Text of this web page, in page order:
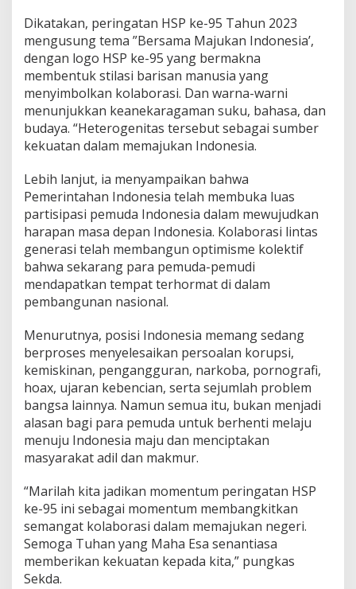
I
n
d
o
n
e
s
i
a
Dikatakan, peringatan HSP ke-95 Tahun 2023
mengusung tema ”Bersama Majukan Indonesia’,
dengan logo HSP ke-95 yang bermakna
membentuk stilasi barisan manusia yang
menyimbolkan kolaborasi. Dan warna-warni
menunjukkan keanekaragaman suku, bahasa, dan
budaya. “Heterogenitas tersebut sebagai sumber
kekuatan dalam memajukan Indonesia.
Lebih lanjut, ia menyampaikan bahwa
Pemerintahan Indonesia telah membuka luas
partisipasi pemuda Indonesia dalam mewujudkan
harapan masa depan Indonesia. Kolaborasi lintas
generasi telah membangun optimisme kolektif
bahwa sekarang para pemuda-pemudi
mendapatkan tempat terhormat di dalam
pembangunan nasional.
Menurutnya, posisi Indonesia memang sedang
berproses menyelesaikan persoalan korupsi,
kemiskinan, pengangguran, narkoba, pornografi,
hoax, ujaran kebencian, serta sejumlah problem
bangsa lainnya. Namun semua itu, bukan menjadi
alasan bagi para pemuda untuk berhenti melaju
menuju Indonesia maju dan menciptakan
masyarakat adil dan makmur.
“Marilah kita jadikan momentum peringatan HSP
ke-95 ini sebagai momentum membangkitkan
semangat kolaborasi dalam memajukan negeri.
Semoga Tuhan yang Maha Esa senantiasa
memberikan kekuatan kepada kita,” pungkas
Sekda.